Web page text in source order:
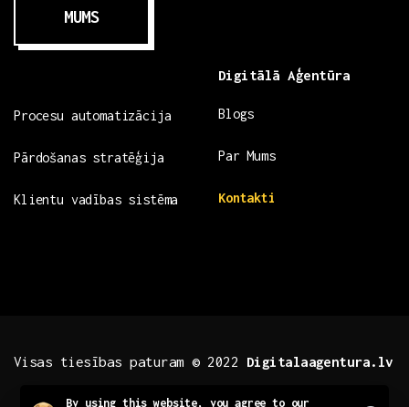
MUMS
Procesu automatizācija
Pārdošanas stratēģija
Klientu vadības sistēma
Digitālā Aģentūra
Blogs
Par Mums
Kontakti
Visas tiesības paturam © 2022 Digitalaagentura.lv
By using this website, you agree to our